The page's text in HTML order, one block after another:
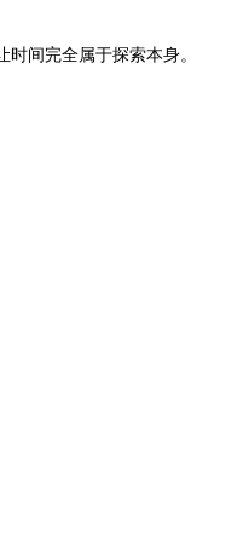
间完全属于探索本身。